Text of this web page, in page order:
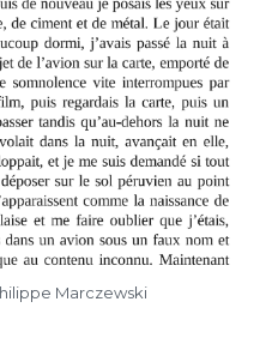
Marczewski